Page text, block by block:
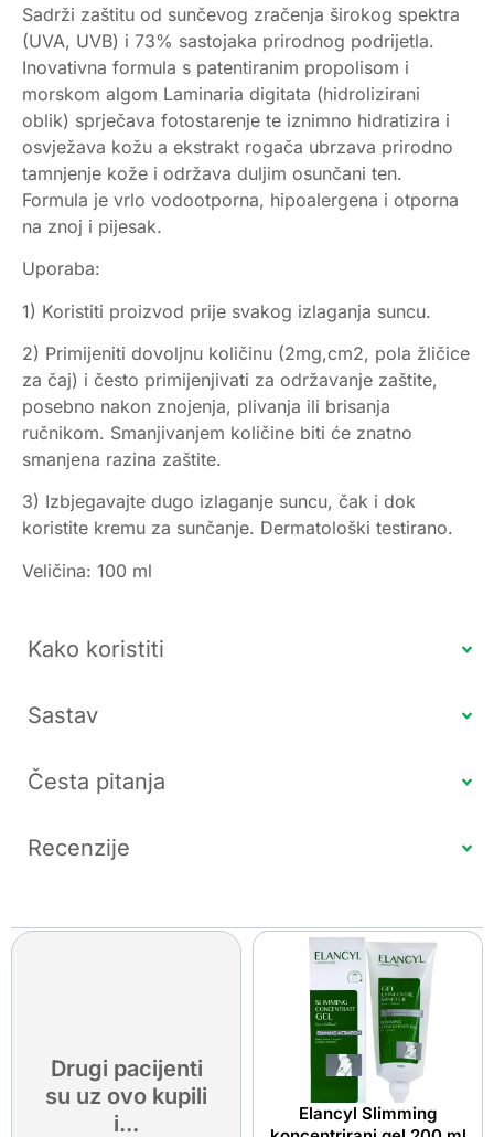
Sadrži zaštitu od sunčevog zračenja širokog spektra
(UVA, UVB) i 73% sastojaka prirodnog podrijetla.
Inovativna formula s patentiranim propolisom i
morskom algom Laminaria digitata (hidrolizirani
oblik) sprječava fotostarenje te iznimno hidratizira i
osvježava kožu a ekstrakt rogača ubrzava prirodno
tamnjenje kože i održava duljim osunčani ten.
Formula je vrlo vodootporna, hipoalergena i otporna
na znoj i pijesak.
Uporaba:
1) Koristiti proizvod prije svakog izlaganja suncu.
2) Primijeniti dovoljnu količinu (2mg,cm2, pola žličice
za čaj) i često primijenjivati za održavanje zaštite,
posebno nakon znojenja, plivanja ili brisanja
ručnikom. Smanjivanjem količine biti će znatno
smanjena razina zaštite.
3) Izbjegavajte dugo izlaganje suncu, čak i dok
koristite kremu za sunčanje. Dermatološki testirano.
Veličina: 100 ml
Kako koristiti
Sastav
Česta pitanja
Recenzije
Drugi pacijenti
su uz ovo kupili
i...
Elancyl Slimming